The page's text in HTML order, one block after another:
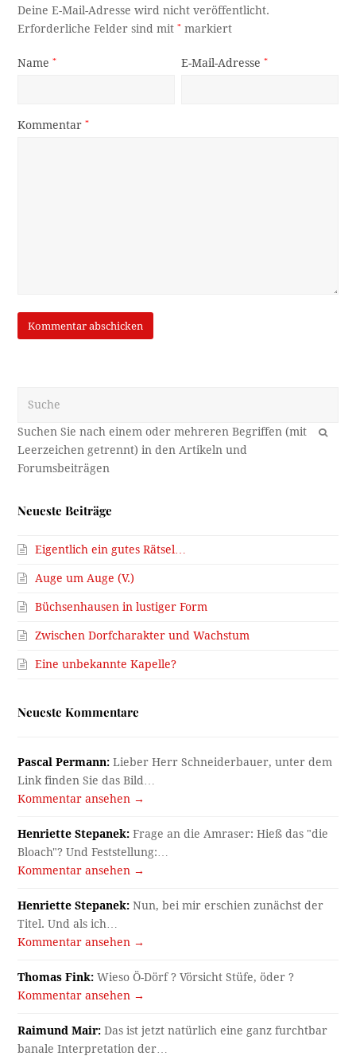
Deine E-Mail-Adresse wird nicht veröffentlicht.
Erforderliche Felder sind mit* markiert
Name* E-Mail-Adresse*
Kommentar*
OK
Neueste Beiträge
Eigentlich ein gutes Rätsel…
Auge um Auge (V.)
Büchsenhausen in lustiger Form
Zwischen Dorfcharakter und Wachstum
Eine unbekannte Kapelle?
Neueste Kommentare
Pascal Permann: Lieber Herr Schneiderbauer, unter dem
Link finden Sie das Bild…
Kommentar ansehen →
Henriette Stepanek: Frage an die Amraser: Hieß das "die
Bloach"? Und Feststellung:…
Kommentar ansehen →
Henriette Stepanek: Nun, bei mir erschien zunächst der
Titel. Und als ich…
Kommentar ansehen →
Thomas Fink: Wieso Ö-Dörf ? Vörsicht Stüfe, öder ?
Kommentar ansehen →
Raimund Mair: Das ist jetzt natürlich eine ganz furchtbar
banale Interpretation der…